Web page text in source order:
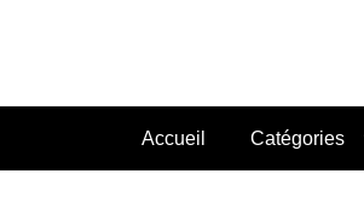
Accueil Catégories